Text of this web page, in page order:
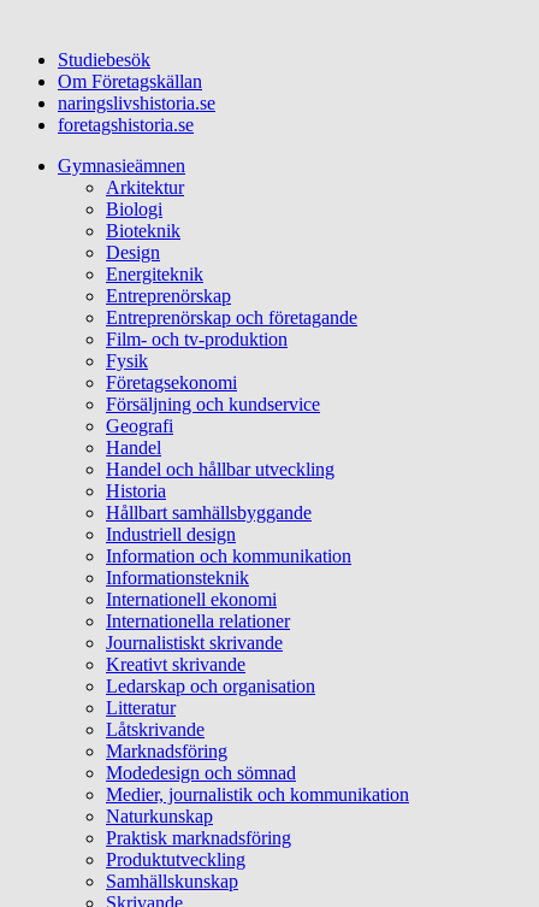
Studiebesök
Om Företagskällan
naringslivshistoria.se
foretagshistoria.se
Gymnasieämnen
Arkitektur
Biologi
Bioteknik
Design
Energiteknik
Entreprenörskap
Entreprenörskap och företagande
Film- och tv-produktion
Fysik
Företagsekonomi
Försäljning och kundservice
Geografi
Handel
Handel och hållbar utveckling
Historia
Hållbart samhällsbyggande
Industriell design
Information och kommunikation
Informationsteknik
Internationell ekonomi
Internationella relationer
Journalistiskt skrivande
Kreativt skrivande
Ledarskap och organisation
Litteratur
Låtskrivande
Marknadsföring
Modedesign och sömnad
Medier, journalistik och kommunikation
Naturkunskap
Praktisk marknadsföring
Produktutveckling
Samhällskunskap
Skrivande